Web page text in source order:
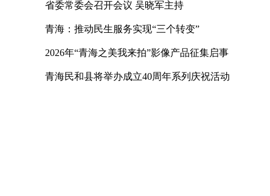
省委常委会召开会议 吴晓军主持
青海：推动民生服务实现“三个转变”
2026年“青海之美我来拍”影像产品征集启事
青海民和县将举办成立40周年系列庆祝活动